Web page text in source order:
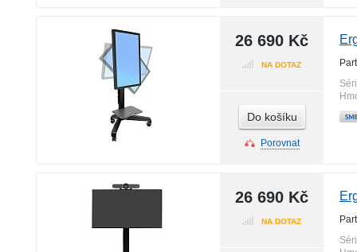
26 690 Kč
NA DOTAZ
Do košíku
Porovnat
26 690 Kč
NA DOTAZ